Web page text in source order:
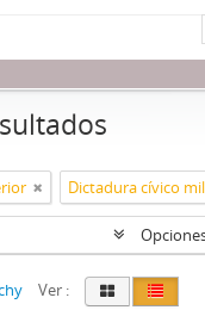
Dictadura cívico
Ver :